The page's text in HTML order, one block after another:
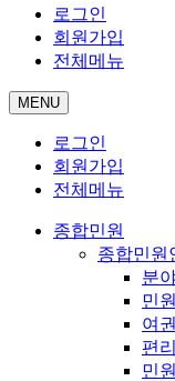
로그인
회원가입
전체메뉴
MENU
로그인
회원가입
전체메뉴
종합민원
종합민원
분
민
여
편
민